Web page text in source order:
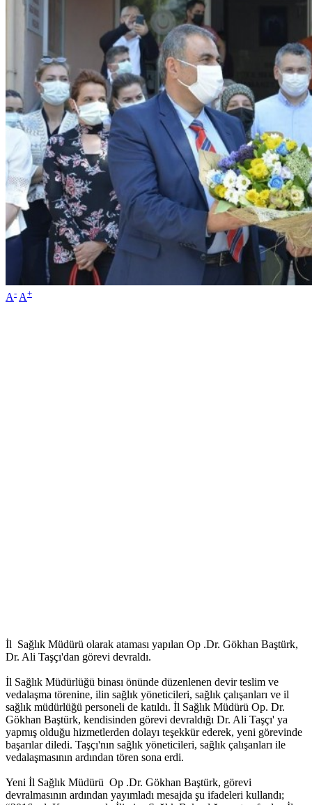
A- A+
İl Sağlık Müdürü olarak ataması yapılan Op .Dr. Gökhan Baştürk,
Dr. Ali Taşçı'dan görevi devraldı.
İl Sağlık Müdürlüğü binası önünde düzenlenen devir teslim ve
vedalaşma törenine, ilin sağlık yöneticileri, sağlık çalışanları ve il
sağlık müdürlüğü personeli de katıldı. İl Sağlık Müdürü Op. Dr.
Gökhan Baştürk, kendisinden görevi devraldığı Dr. Ali Taşçı' ya
yapmış olduğu hizmetlerden dolayı teşekkür ederek, yeni görevinde
başarılar diledi. Taşçı'nın sağlık yöneticileri, sağlık çalışanları ile
vedalaşmasının ardından tören sona erdi.
Yeni İl Sağlık Müdürü Op .Dr. Gökhan Baştürk, görevi
devralmasının ardından yayımladı mesajda şu ifadeleri kullandı;